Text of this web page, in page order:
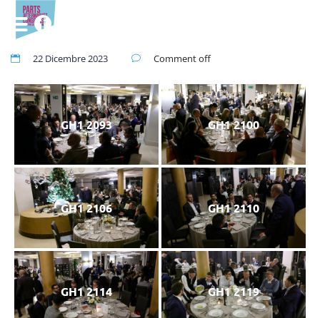
22 Dicembre 2023 Comment off
GH1 2093 GH1 2100
GH1 2106 GH1 2110
GH1 2114 GH1 2119